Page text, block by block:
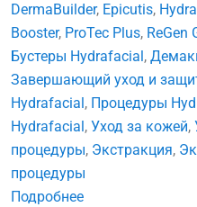
DermaBuilder, Epicutis,
Booster, ProTec Plus, ReGen
Бустеры Hydrafacial ,
Завершающий уход и
Hydrafacial , Процедуры
Hydrafacial , Уход за кожей,
процедуры, Экстракция,
процедуры
Подробнее